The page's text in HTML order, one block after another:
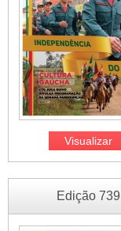
Visualizar
Edição 739